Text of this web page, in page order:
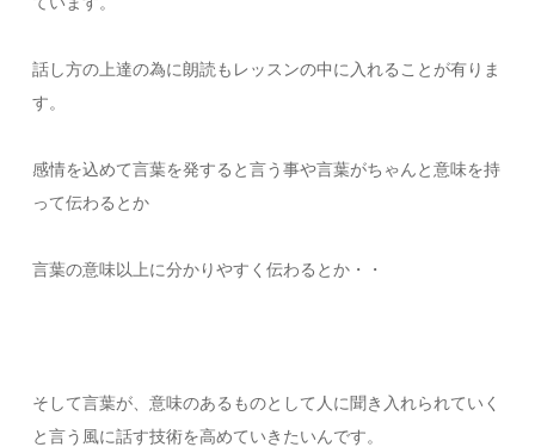
話し方の上達の為に朗読もレッスンの中に入れることが有りま
す。
感情を込めて言葉を発すると言う事や言葉がちゃんと意味を持
って伝わるとか
言葉の意味以上に分かりやすく伝わるとか・・
そして言葉が、意味のあるものとして人に聞き入れられていく
と言う風に話す技術を高めていきたいんです。